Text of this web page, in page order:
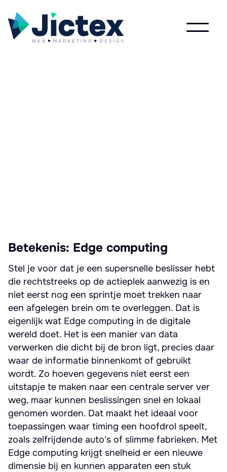
Betekenis: Edge computing
Stel je voor dat je een supersnelle beslisser hebt
die rechtstreeks op de actieplek aanwezig is en
niet eerst nog een sprintje moet trekken naar
een afgelegen brein om te overleggen. Dat is
eigenlijk wat Edge computing in de digitale
wereld doet. Het is een manier van data
verwerken die dicht bij de bron ligt, precies daar
waar de informatie binnenkomt of gebruikt
wordt. Zo hoeven gegevens niet eerst een
uitstapje te maken naar een centrale server ver
weg, maar kunnen beslissingen snel en lokaal
genomen worden. Dat maakt het ideaal voor
toepassingen waar timing een hoofdrol speelt,
zoals zelfrijdende auto's of slimme fabrieken. Met
Edge computing krijgt snelheid er een nieuwe
dimensie bij en kunnen apparaten een stuk